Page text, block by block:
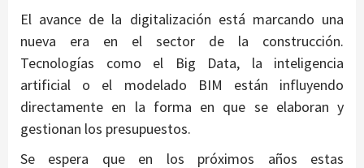
El avance de la digitalización está marcando una
nueva era en el sector de la construcción.
Tecnologías como el Big Data, la inteligencia
artificial o el modelado BIM están influyendo
directamente en la forma en que se elaboran y
gestionan los presupuestos.
Se espera que en los próximos años estas